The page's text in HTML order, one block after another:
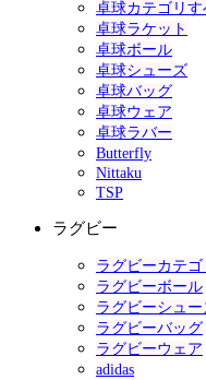
卓球カテゴリす
卓球ラケット
卓球ボール
卓球シューズ
卓球バッグ
卓球ウェア
卓球ラバー
Butterfly
Nittaku
TSP
ラグビー
ラグビーカテ
ラグビーボール
ラグビーシュ
ラグビーバッグ
ラグビーウェア
adidas